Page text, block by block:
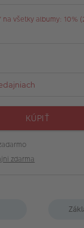
na všetky albumy: 10%
KÚPIŤ
zdarma